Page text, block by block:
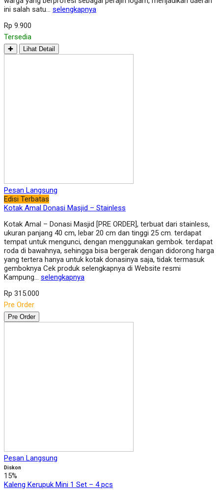
ini salah satu… selengkapnya
Rp 9.900
Tersedia
✚ Lihat Detail
Pesan Langsung
Edisi Terbatas
Kotak Amal Donasi Masjid – Stainless
Kotak Amal – Donasi Masjid [PRE ORDER], terbuat dari stainless,
ukuran panjang 40 cm, lebar 20 cm dan tinggi 25 cm. terdapat
tempat untuk mengunci, dengan menggunakan gembok. terdapat
roda di bawahnya, sehingga bisa bergerak dengan didorong harga
yang tertera hanya untuk kotak donasinya saja, tidak termasuk
gemboknya Cek produk selengkapnya di Website resmi
Kampung… selengkapnya
Rp 315.000
Pre Order
Pre Order
Pesan Langsung
Diskon
15%
Kaleng Kerupuk Mini 1 Set – 4 pcs